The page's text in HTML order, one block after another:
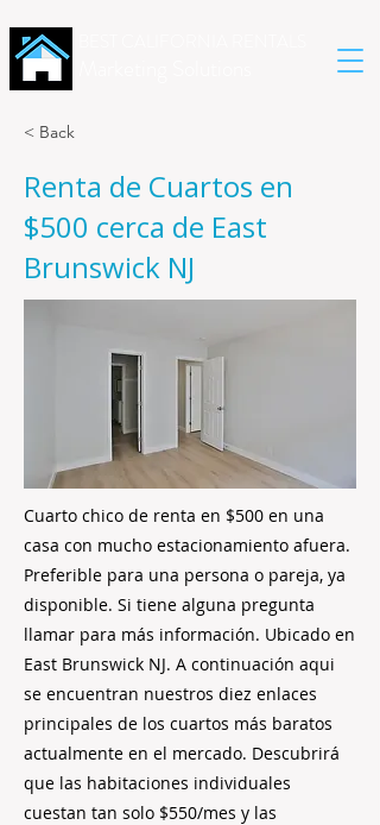
< Back
Renta de Cuartos en
$500 cerca de East
Brunswick NJ
Cuarto chico de renta en $500 en una
casa con mucho estacionamiento afuera.
Preferible para una persona o pareja, ya
disponible. Si tiene alguna pregunta
llamar para más información. Ubicado en
East Brunswick NJ. A continuación aqui
se encuentran nuestros diez enlaces
principales de los cuartos más baratos
actualmente en el mercado. Descubrirá
que las habitaciones individuales
cuestan tan solo $550/mes y las